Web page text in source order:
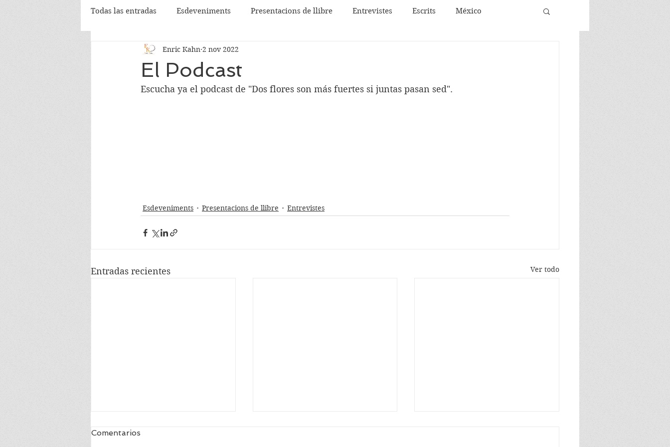
Todas las entradas Esdeveniments Presentacions de llibre Entrevistes Escrits México
El Podcast
Enric Kahn 2 nov 2022
Escucha ya el podcast de "Dos flores son más fuertes si juntas pasan sed".
Esdeveniments Presentacions de llibre Entrevistes
Entradas recientes Ver todo
Comentarios